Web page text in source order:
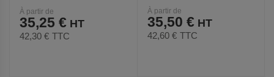
À partir de
35,25 €
42,30 € TTC
À partir de
35,50 €
42,60 € TTC